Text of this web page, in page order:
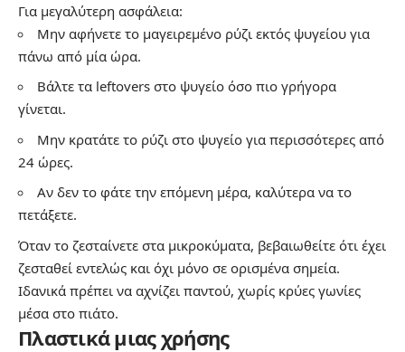
Για μεγαλύτερη ασφάλεια:
Μην αφήνετε το μαγειρεμένο ρύζι εκτός ψυγείου για
πάνω από μία ώρα.
Βάλτε τα leftovers στο ψυγείο όσο πιο γρήγορα
γίνεται.
Μην κρατάτε το ρύζι στο ψυγείο για περισσότερες από
24 ώρες.
Αν δεν το φάτε την επόμενη μέρα, καλύτερα να το
πετάξετε.
Όταν το ζεσταίνετε στα μικροκύματα, βεβαιωθείτε ότι έχει
ζεσταθεί εντελώς και όχι μόνο σε ορισμένα σημεία.
Ιδανικά πρέπει να αχνίζει παντού, χωρίς κρύες γωνίες
μέσα στο πιάτο.
Πλαστικά μιας χρήσης